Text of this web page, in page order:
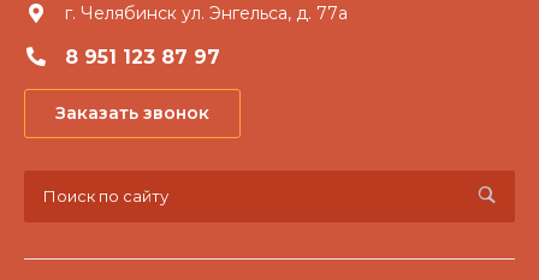
г. Челябинск ул. Энгельса, д. 77а
8 951 123 87 97
Заказать звонок